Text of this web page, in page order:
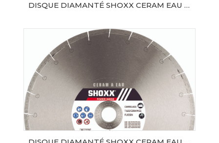
DISQUE DIAMANTÉ SHOXX CERAM EAU Ø200 SAMEDIA
AJOUTER AU PANIER